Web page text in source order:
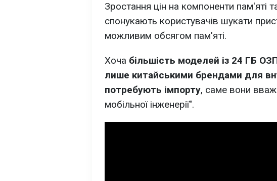
Зростання цін на компоненти пам'яті
спонукають користувачів шукати
можливим обсягом пам'яті.
Хоча більшість моделей із 24 ГБ
лише китайськими брендами для
потребують імпорту, саме вони
мобільної інженерії".